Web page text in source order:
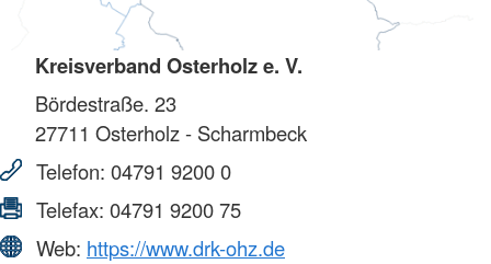
Kreisverband Osterholz e. V.
Bördestraße. 23
27711 Osterholz - Scharmbeck
Telefon: 04791 9200 0
Telefax: 04791 9200 75
Web: https://www.drk-ohz.de